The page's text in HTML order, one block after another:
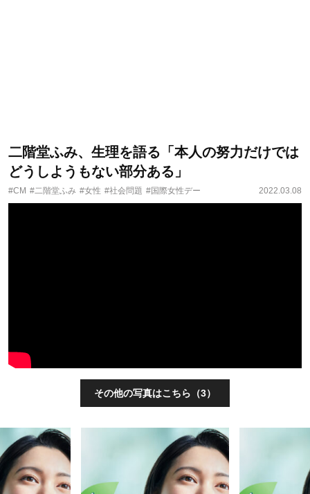
二階堂ふみ、生理を語る「本人の努力だけでは
どうしようもない部分ある」
#CM #二階堂ふみ #女性 #社会問題 #国際女性デー 2022.03.08
その他の写真はこちら（3）